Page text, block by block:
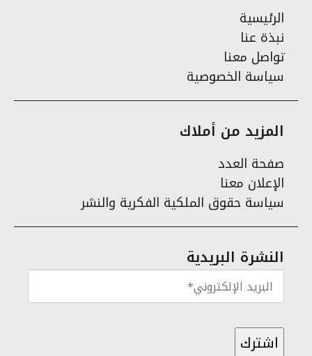
الرئيسية
نبذة عنا
تواصل معنا
سياسة الخصوصية
المزيد من أملاك
صفحة العدد
الإعلان معنا
سياسة حقوق الملكية الفكرية والنشر
النشرة البريدية